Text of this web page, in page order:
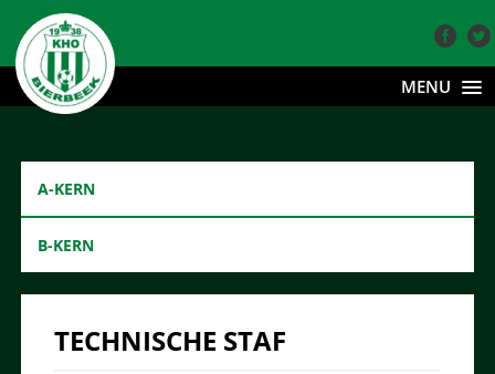
MENU
A-KERN
B-KERN
TECHNISCHE STAF